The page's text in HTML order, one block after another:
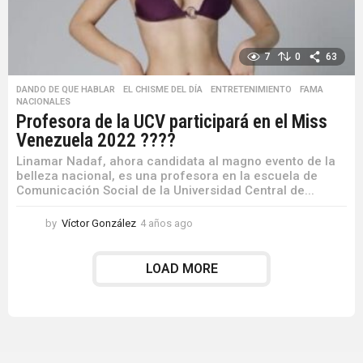
7 0 63
DANDO DE QUE HABLAR ,EL CHISME DEL DÍA ,ENTRETENIMIENTO ,FAMA
NACIONALES
Profesora de la UCV participará en el Miss
Venezuela 2022 ??‍??
Linamar Nadaf, ahora candidata al magno evento de la
belleza nacional, es una profesora en la escuela de
Comunicación Social de la Universidad Central de...
by Víctor González 4 años ago
o
LOAD MORE